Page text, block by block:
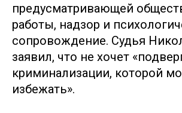
предусматривающей
работы, надзор и
сопровождение. Судья
заявил, что не хочет
криминализации, которой
избежать».